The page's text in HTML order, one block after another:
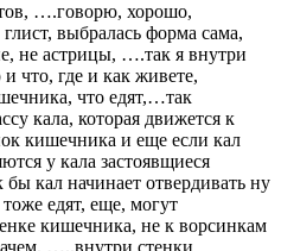
….говорю, хорошо,
выбралась форма сама,
не астрицы, ….так я внутри
что, где и как живете,
что едят,…так
кала, которая движется к
кишечника и еще если кал
у кала застоявщиеся
бы кал начинает отвердивать ну
едят, еще, могут
кишечника, не к ворсинкам